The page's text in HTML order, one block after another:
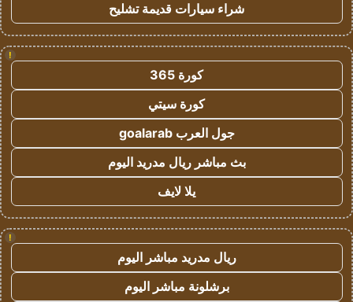
شراء سيارات قديمة تشليح
!
كورة 365
كورة سيتي
جول العرب goalarab
بث مباشر ريال مدريد اليوم
يلا لايف
!
ريال مدريد مباشر اليوم
برشلونة مباشر اليوم